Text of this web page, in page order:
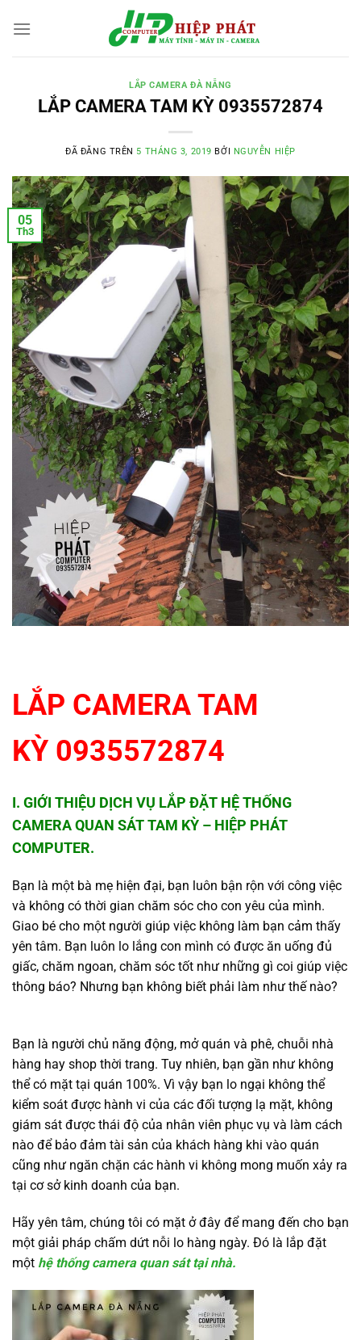
đến
LẮP CAMERA ĐÀ NẴNG
LẮP CAMERA TAM KỲ 0935572874
ĐÃ ĐĂNG TRÊN 5 THÁNG 3, 2019 BỞI NGUYỄN HIỆP
05
Th3
LẮP CAMERA TAM
KỲ 0935572874
I. GIỚI THIỆU DỊCH VỤ LẮP ĐẶT HỆ THỐNG
CAMERA QUAN SÁT TAM KỲ – HIỆP PHÁT
COMPUTER.
Bạn là một bà mẹ hiện đại, bạn luôn bận rộn với công việc
và không có thời gian chăm sóc cho con yêu của mình.
Giao bé cho một người giúp việc không làm bạn cảm thấy
yên tâm. Bạn luôn lo lắng con mình có được ăn uống đủ
giấc, chăm ngoan, chăm sóc tốt như những gì coi giúp việc
thông báo? Nhưng bạn không biết phải làm như thế nào?
Bạn là người chủ năng động, mở quán và phê, chuỗi nhà
hàng hay shop thời trang. Tuy nhiên, bạn gần như không
thể có mặt tại quán 100%. Vì vậy bạn lo ngại không thể
kiểm soát được hành vi của các đối tượng lạ mặt, không
giám sát được thái độ của nhân viên phục vụ và làm cách
nào để bảo đảm tài sản của khách hàng khi vào quán
cũng như ngăn chặn các hành vi không mong muốn xảy ra
tại cơ sở kinh doanh của bạn.
Hãy yên tâm, chúng tôi có mặt ở đây để mang đến cho bạn
một giải pháp chấm dứt nỗi lo hàng ngày. Đó là lắp đặt
một hệ thống camera quan sát tại nhà.